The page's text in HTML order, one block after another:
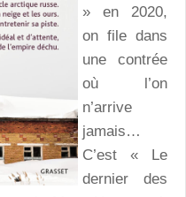
» en 2020,
on file dans
une contrée
où l’on
n’arrive
jamais…
C’est « Le
dernier des